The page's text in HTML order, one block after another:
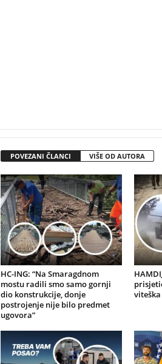
POVEZANI ČLANCI VIŠE OD AUTORA
HC-ING: “Na Smaragdnom
mostu radili smo samo gornji
dio konstrukcije, donje
postrojenje nije bilo predmet
ugovora”
viteška